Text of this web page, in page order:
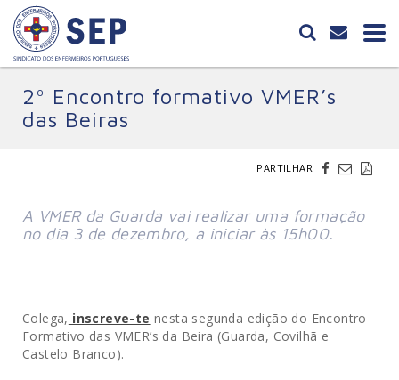
2º Encontro formativo VMER’s
das Beiras
PARTILHAR
A VMER da Guarda vai realizar uma formação
no dia 3 de dezembro, a iniciar às 15h00.
Colega, inscreve-te nesta segunda edição do Encontro
Formativo das VMER’s da Beira (Guarda, Covilhã e
Castelo Branco).